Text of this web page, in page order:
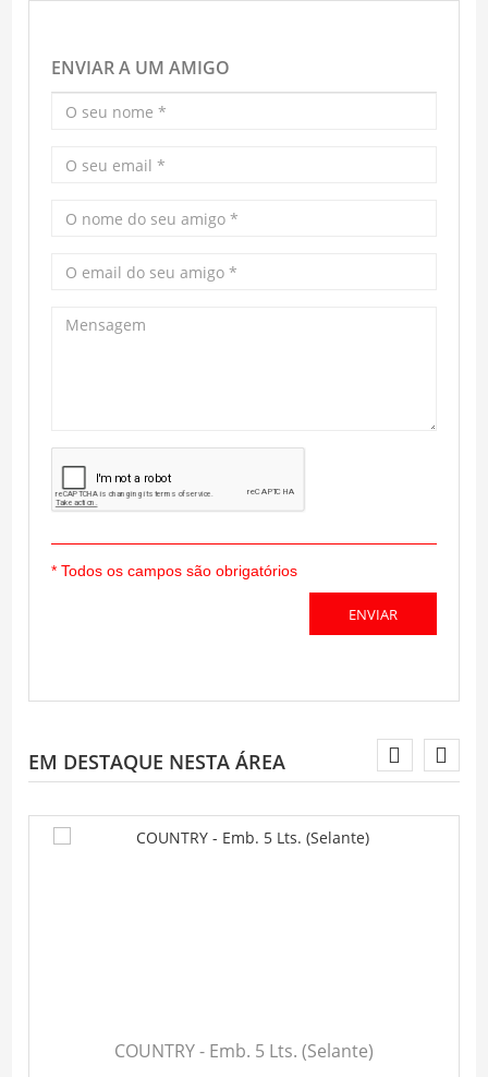
ENVIAR A UM AMIGO
* Todos os campos são obrigatórios
EM DESTAQUE NESTA ÁREA
COUNTRY - Emb. 5 Lts. (Selante)